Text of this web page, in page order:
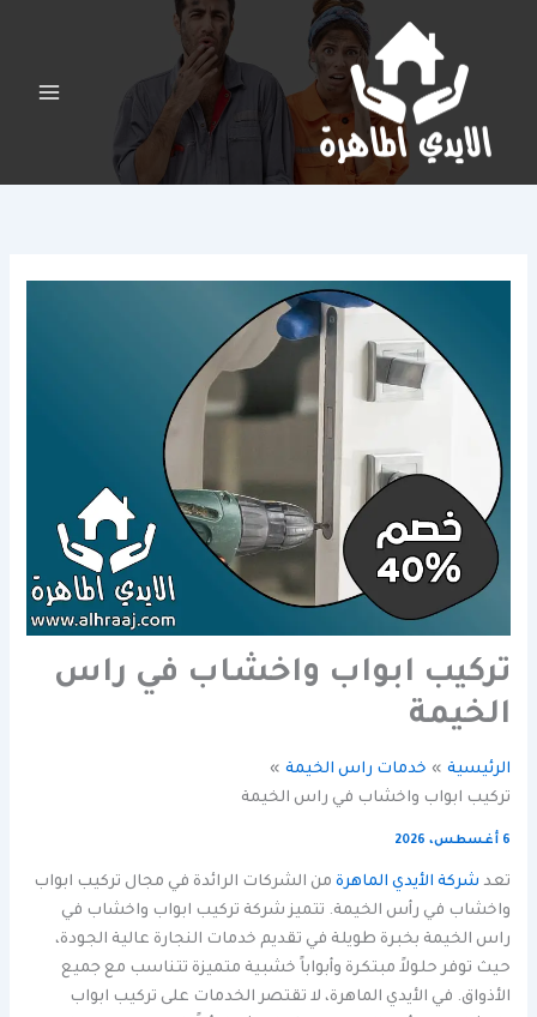
تركيب ابواب واخشاب في راس
الخيمة
الرئيسية
خدمات راس الخيمة
تركيب ابواب واخشاب في راس الخيمة
6 أغسطس، 2026
تعد شركة الأيدي الماهرة من الشركات الرائدة في مجال تركيب ابواب
واخشاب في رأس الخيمة. تتميز شركة تركيب ابواب واخشاب في
راس الخيمة بخبرة طويلة في تقديم خدمات النجارة عالية الجودة،
حيث توفر حلولاً مبتكرة وأبواباً خشبية متميزة تتناسب مع جميع
الأذواق. في الأيدي الماهرة، لا تقتصر الخدمات على تركيب ابواب